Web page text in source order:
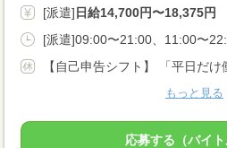
[派遣]日給14,700円〜18,375円
[派遣]09:00〜21:00、11:00〜
もっと見る
応募する（バイト